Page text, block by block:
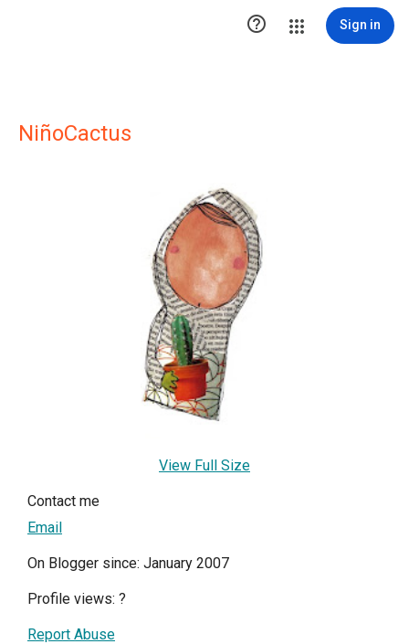
 Sign in
NiñoCactus
View Full Size
Contact me
Email
On Blogger since: January 2007
Profile views: ?
Report Abuse